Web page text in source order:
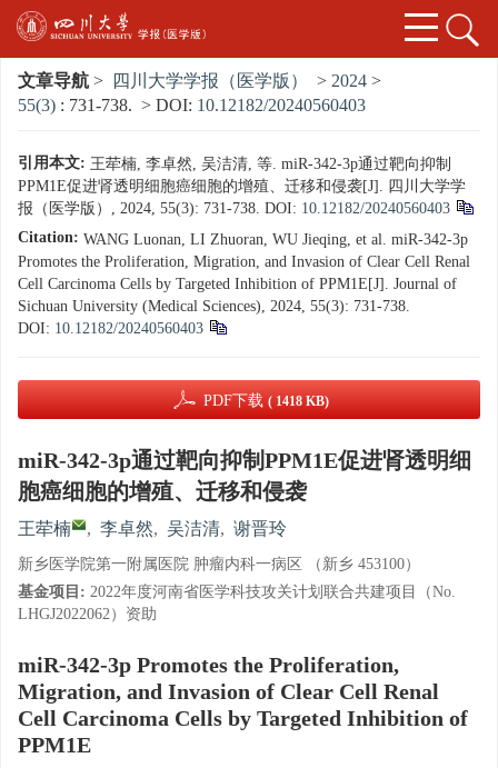
文章导航 > 四川大学学报（医学版） > 2024 >
55(3) : 731-738. > DOI: 10.12182/20240560403
引用本文: 王荦楠, 李卓然, 吴洁清, 等. miR-342-3p通过靶向抑制
PPM1E促进肾透明细胞癌细胞的增殖、迁移和侵袭[J]. 四川大学学
报（医学版）, 2024, 55(3): 731-738. DOI: 10.12182/20240560403
Citation: WANG Luonan, LI Zhuoran, WU Jieqing, et al. miR-342-3p
Promotes the Proliferation, Migration, and Invasion of Clear Cell Renal
Cell Carcinoma Cells by Targeted Inhibition of PPM1E[J]. Journal of
Sichuan University (Medical Sciences), 2024, 55(3): 731-738.
DOI: 10.12182/20240560403
PDF下载 ( 1418 KB)
miR-342-3p通过靶向抑制PPM1E促进肾透明细
胞癌细胞的增殖、迁移和侵袭
王荦楠 , 李卓然, 吴洁清, 谢晋玲
新乡医学院第一附属医院 肿瘤内科一病区 （新乡 453100）
基金项目: 2022年度河南省医学科技攻关计划联合共建项目（No.
LHGJ2022062）资助
miR-342-3p Promotes the Proliferation,
Migration, and Invasion of Clear Cell Renal
Cell Carcinoma Cells by Targeted Inhibition of
PPM1E